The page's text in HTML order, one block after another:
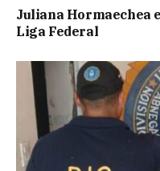
Juliana Hormaechea
Liga Federal